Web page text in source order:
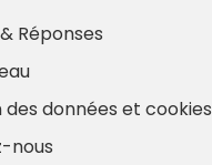
Réponses
données et cookies
nous